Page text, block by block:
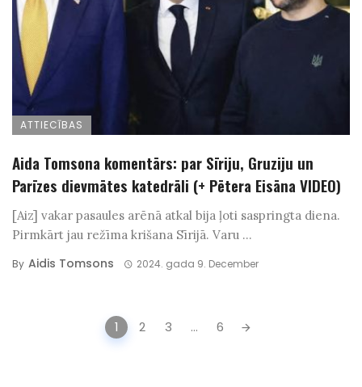
ATTIECĪBAS
Aida Tomsona komentārs: par Sīriju, Gruziju un
Parīzes dievmātes katedrāli (+ Pētera Eisāna VIDEO)
[Aiz] vakar pasaules arēnā atkal bija ļoti saspringta diena.
Pirmkārt jau režīma krišana Sīrijā. Varu ...
By Aidis Tomsons 2024. gada 9. December
1 2 3 ... 6